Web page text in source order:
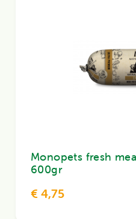
Monopets fresh
600gr
€ 4,75